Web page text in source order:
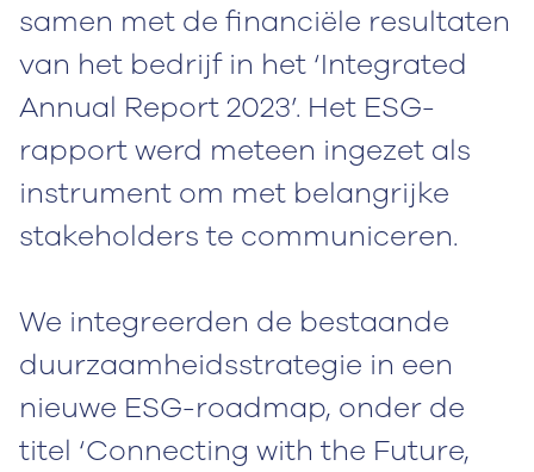
samen met de financiële resultaten
van het bedrijf in het ‘Integrated
Annual Report 2023’. Het ESG-
rapport werd meteen ingezet als
instrument om met belangrijke
stakeholders te communiceren.
We integreerden de bestaande
duurzaamheidsstrategie in een
nieuwe ESG-roadmap, onder de
titel ‘Connecting with the Future,